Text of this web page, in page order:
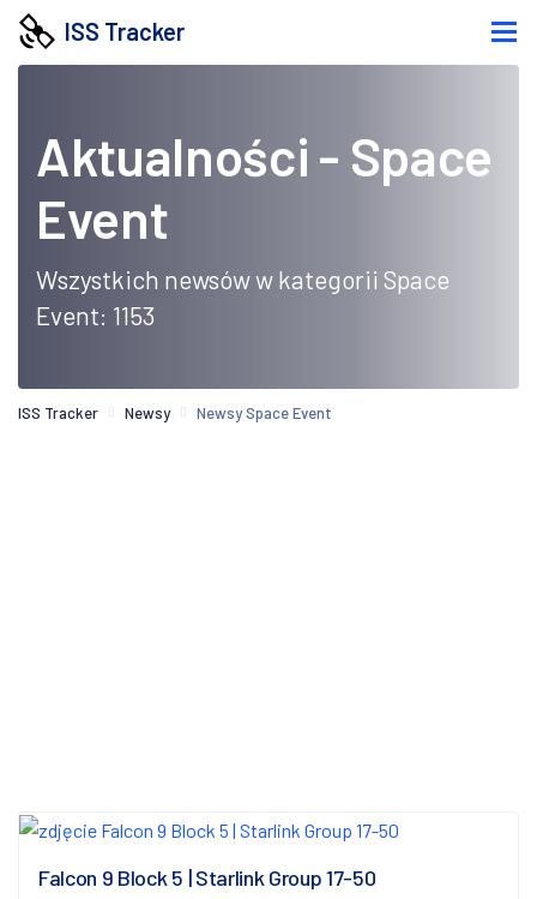
ISS Tracker
Aktualności - Space
Event
Wszystkich newsów w kategorii Space
Event: 1153
ISS Tracker Newsy Newsy Space Event
Falcon 9 Block 5 | Starlink Group 17-50